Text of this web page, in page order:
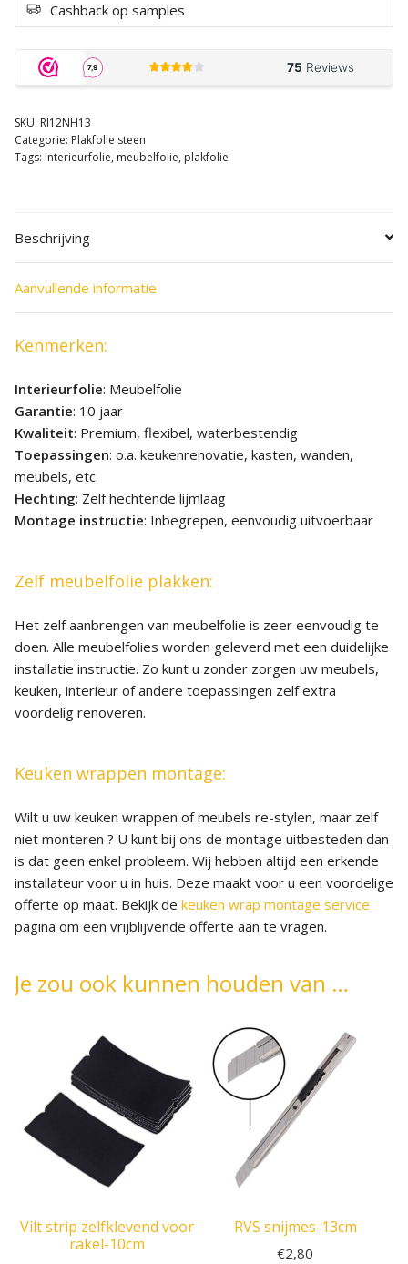
Cashback op samples
SKU: RI12NH13
Categorie: Plakfolie steen
Tags: interieurfolie, meubelfolie, plakfolie
Beschrijving
Aanvullende informatie
Kenmerken:
Interieurfolie: Meubelfolie
Garantie: 10 jaar
Kwaliteit: Premium, flexibel, waterbestendig
Toepassingen: o.a. keukenrenovatie, kasten, wanden,
meubels, etc.
Hechting: Zelf hechtende lijmlaag
Montage instructie: Inbegrepen, eenvoudig uitvoerbaar
Zelf meubelfolie plakken:
Het zelf aanbrengen van meubelfolie is zeer eenvoudig te
doen. Alle meubelfolies worden geleverd met een duidelijke
installatie instructie. Zo kunt u zonder zorgen uw meubels,
keuken, interieur of andere toepassingen zelf extra
voordelig renoveren.
Keuken wrappen montage:
Wilt u uw keuken wrappen of meubels re-stylen, maar zelf
niet monteren ? U kunt bij ons de montage uitbesteden dan
is dat geen enkel probleem. Wij hebben altijd een erkende
installateur voor u in huis. Deze maakt voor u een voordelige
offerte op maat. Bekijk de keuken wrap montage service
pagina om een vrijblijvende offerte aan te vragen.
Je zou ook kunnen houden van …
Vilt strip zelfklevend voor
rakel-10cm
RVS snijmes-13cm
€2,80